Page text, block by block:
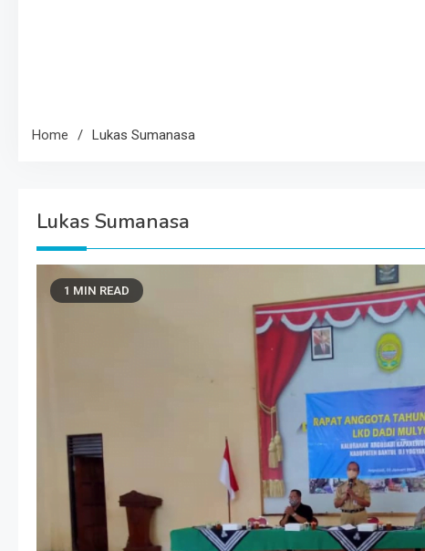
Home Lukas Sumanasa
Lukas Sumanasa
1 MIN READ